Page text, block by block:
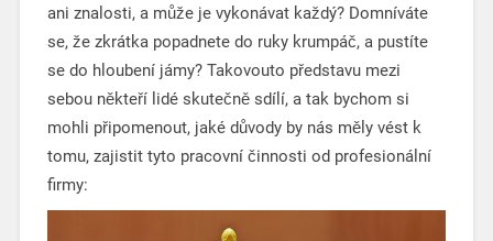
ani znalosti, a může je vykonávat každý? Domníváte
se, že zkrátka popadnete do ruky krumpáč, a pustíte
se do hloubení jámy? Takovouto představu mezi
sebou někteří lidé skutečně sdílí, a tak bychom si
mohli připomenout, jaké důvody by nás měly vést k
tomu, zajistit tyto pracovní činnosti od profesionální
firmy: